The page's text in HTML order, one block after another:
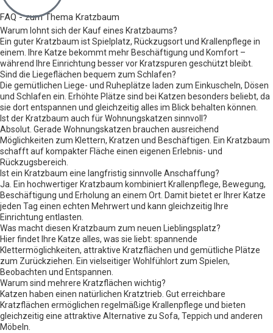
FAQ - zum Thema Kratzbaum
Warum lohnt sich der Kauf eines Kratzbaums?
Ein guter Kratzbaum ist Spielplatz, Rückzugsort und Krallenpflege in
einem. Ihre Katze bekommt mehr Beschäftigung und Komfort –
während Ihre Einrichtung besser vor Kratzspuren geschützt bleibt.
Sind die Liegeflächen bequem zum Schlafen?
Die gemütlichen Liege- und Ruheplätze laden zum Einkuscheln, Dösen
und Schlafen ein. Erhöhte Plätze sind bei Katzen besonders beliebt, da
sie dort entspannen und gleichzeitig alles im Blick behalten können.
Ist der Kratzbaum auch für Wohnungskatzen sinnvoll?
Absolut. Gerade Wohnungskatzen brauchen ausreichend
Möglichkeiten zum Klettern, Kratzen und Beschäftigen. Ein Kratzbaum
schafft auf kompakter Fläche einen eigenen Erlebnis- und
Rückzugsbereich.
Ist ein Kratzbaum eine langfristig sinnvolle Anschaffung?
Ja. Ein hochwertiger Kratzbaum kombiniert Krallenpflege, Bewegung,
Beschäftigung und Erholung an einem Ort. Damit bietet er Ihrer Katze
jeden Tag einen echten Mehrwert und kann gleichzeitig Ihre
Einrichtung entlasten.
Was macht diesen Kratzbaum zum neuen Lieblingsplatz?
Hier findet Ihre Katze alles, was sie liebt: spannende
Klettermöglichkeiten, attraktive Kratzflächen und gemütliche Plätze
zum Zurückziehen. Ein vielseitiger Wohlfühlort zum Spielen,
Beobachten und Entspannen.
Warum sind mehrere Kratzflächen wichtig?
Katzen haben einen natürlichen Kratztrieb. Gut erreichbare
Kratzflächen ermöglichen regelmäßige Krallenpflege und bieten
gleichzeitig eine attraktive Alternative zu Sofa, Teppich und anderen
Möbeln.